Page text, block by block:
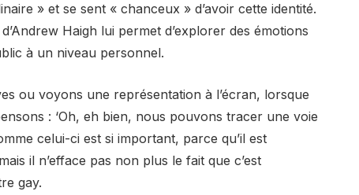
» et se sent « chanceux » d’avoir cette identité.
Haigh lui permet d’explorer des émotions
à un niveau personnel.
ou voyons une représentation à l’écran, lorsque
: ‘Oh, eh bien, nous pouvons tracer une voie
celui-ci est si important, parce qu’il est
il n’efface pas non plus le fait que c’est
gay.